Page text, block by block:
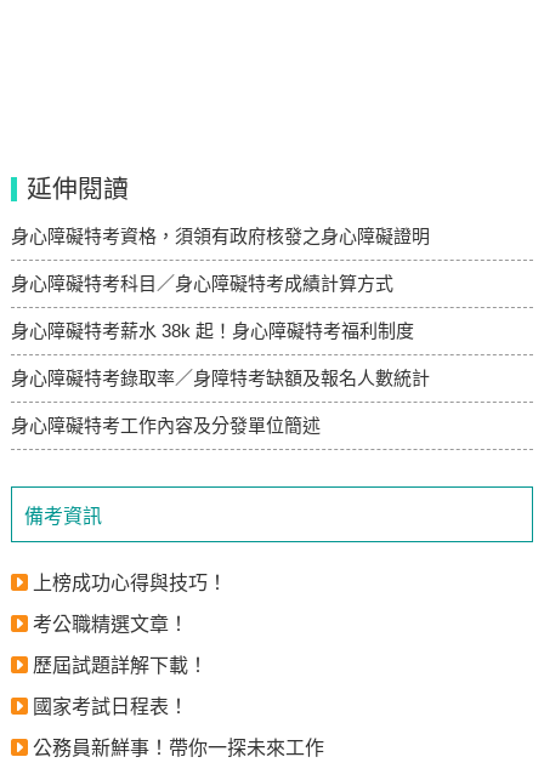
備考資訊
上榜成功心得與技巧！
考公職精選文章！
歷屆試題詳解下載！
國家考試日程表！
公務員新鮮事！帶你一探未來工作
延伸閱讀
身心障礙特考資格，須領有政府核發之身心障礙證明
身心障礙特考科目／身心障礙特考成績計算方式
身心障礙特考薪水 38k 起！身心障礙特考福利制度
身心障礙特考錄取率／身障特考缺額及報名人數統計
身心障礙特考工作內容及分發單位簡述